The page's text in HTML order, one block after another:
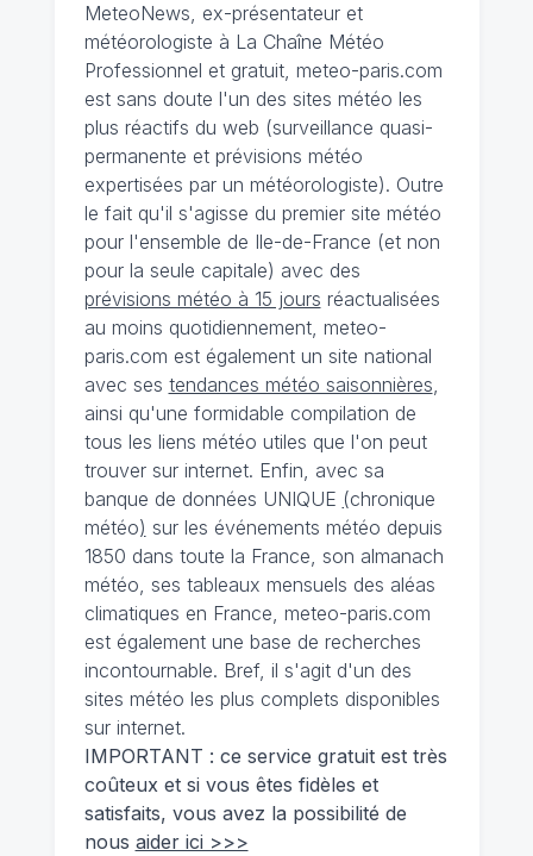
MeteoNews, ex-présentateur et
météorologiste à La Chaîne Météo
Professionnel et gratuit, meteo-paris.com
est sans doute l'un des sites météo les
plus réactifs du web (surveillance quasi-
permanente et prévisions météo
expertisées par un météorologiste). Outre
le fait qu'il s'agisse du premier site météo
pour l'ensemble de Ile-de-France (et non
pour la seule capitale) avec des
prévisions météo à 15 jours réactualisées
au moins quotidiennement, meteo-
paris.com est également un site national
avec ses tendances météo saisonnières,
ainsi qu'une formidable compilation de
tous les liens météo utiles que l'on peut
trouver sur internet. Enfin, avec sa
banque de données UNIQUE (chronique
météo) sur les événements météo depuis
1850 dans toute la France, son almanach
météo, ses tableaux mensuels des aléas
climatiques en France, meteo-paris.com
est également une base de recherches
incontournable. Bref, il s'agit d'un des
sites météo les plus complets disponibles
sur internet.
IMPORTANT : ce service gratuit est très
coûteux et si vous êtes fidèles et
satisfaits, vous avez la possibilité de
nous aider ici >>>